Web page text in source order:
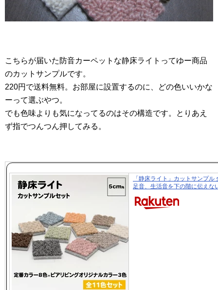
こちらが届いた防音カーペットな静床ライトってゆー商品
のカットサンプルです。
220円で送料無料。お部屋に設置するのに、どの色いいかな
ーって選ぶやつ。
でも色味よりも気になってるのはその構造です。とりあえ
ず指でつんつん押してみる。
「静床ライト」カットサンプル
足音、生活音を下の階に伝えな